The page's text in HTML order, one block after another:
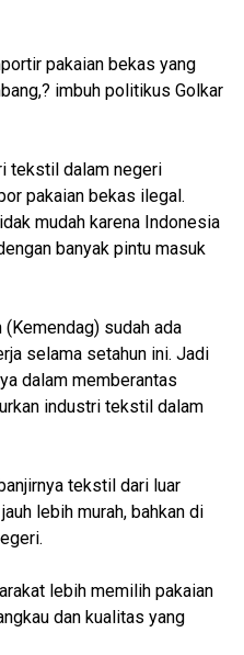
pakaian bekas yang
imbuh politikus Golkar
tekstil dalam negeri
pakaian bekas ilegal.
mudah karena Indonesia
banyak pintu masuk
sudah ada
selama setahun ini. Jadi
dalam memberantas
industri tekstil dalam
tekstil dari luar
lebih murah, bahkan di
lebih memilih pakaian
dan kualitas yang